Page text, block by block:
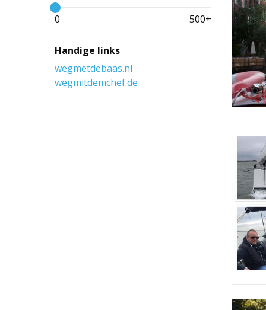
0 500+
Handige links
wegmetdebaas.nl
wegmitdemchef.de